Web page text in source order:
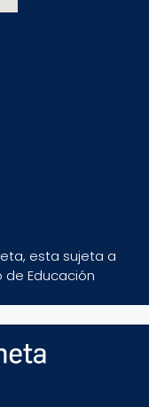
esta sujeta a
de Educación